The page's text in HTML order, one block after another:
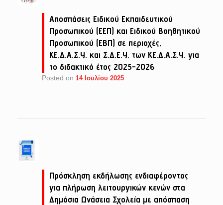
Αποσπάσεις Ειδικού Εκπαιδευτικού
Προσωπικού (ΕΕΠ) και Ειδικού Βοηθητικού
Προσωπικού (ΕΒΠ) σε περιοχές,
ΚΕ.Δ.Α.Σ.Υ. και Σ.Δ.Ε.Υ. των ΚΕ.Δ.Α.Σ.Υ. για
το διδακτικό έτος 2025-2026
Posted on 14 Ιουλίου 2025
Πρόσκληση εκδήλωσης ενδιαφέροντος
για πλήρωση λειτουργικών κενών στα
Δημόσια Ωνάσεια Σχολεία με απόσπαση